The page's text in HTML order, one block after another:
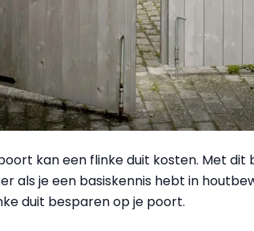
kan een flinke duit kosten. Met dit
als je een basiskennis hebt in
duit besparen op je poort.